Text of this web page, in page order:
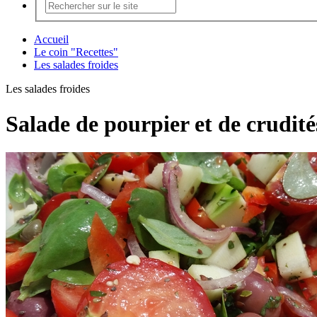
Accueil
Le coin "Recettes"
Les salades froides
Les salades froides
Salade de pourpier et de